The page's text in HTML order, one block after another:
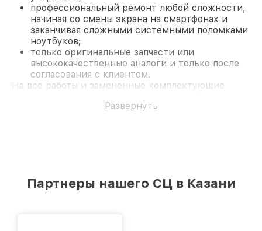
профессиональный ремонт любой сложности,
начиная со смены экрана на смартфонах и
заканчивая сложными системными поломками
ноутбуков;
только оригинальные запчасти или
высококачественные аналоги и только после
согласования с клиентом.
На все работы и замененные комплектующие
поломки по условиям гарантии, мы бесплатно
безупречной репутацией;
современное оборудование и
Развернуть
Партнеры нашего СЦ в Казани